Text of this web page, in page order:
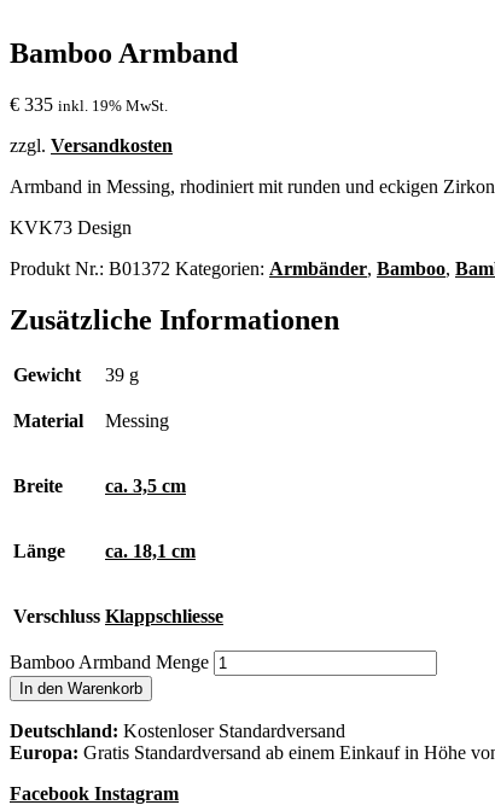
Bamboo Armband
€ 335 inkl. 19% MwSt.
zzgl. Versandkosten
Armband in Messing, rhodiniert mit runden und eckigen
KVK73 Design
Produkt Nr.: B01372 Kategorien: Armbänder, Bamboo,
Zusätzliche Informationen
Gewicht 39 g
Material Messing
Breite ca. 3,5 cm
Länge ca. 18,1 cm
Verschluss Klappschliesse
Bamboo Armband Menge
In den Warenkorb
Deutschland: Kostenloser Standardversand
Europa: Gratis Standardversand ab einem Einkauf in Höhe
Facebook Instagram